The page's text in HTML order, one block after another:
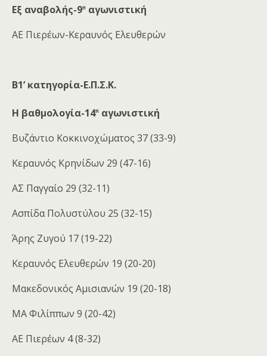
Εξ αναβολής-9η αγωνιστική
ΑΕ Πιερέων-Κεραυνός Ελευθερών
Β1’ κατηγορία-Ε.Π.Σ.Κ.
Η βαθμολογία-14η αγωνιστική
Βυζάντιο Κοκκινοχώματος 37 (33-9)
Κεραυνός Κρηνίδων 29 (47-16)
ΑΣ Παγγαίο 29 (32-11)
Ασπίδα Πολυστύλου 25 (32-15)
Άρης Ζυγού 17 (19-22)
Κεραυνός Ελευθερών 19 (20-20)
Μακεδονικός Αμισιανών 19 (20-18)
ΜΑ Φιλίππων 9 (20-42)
ΑΕ Πιερέων 4 (8-32)